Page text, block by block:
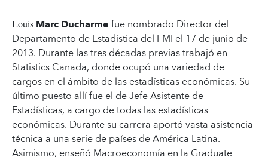
Louis Marc Ducharmefue nombrado Director del
Departamento de Estadística del FMI el 17 de junio de
2013. Durante las tres décadas previas trabajó en
Statistics Canada, donde ocupó una variedad de
cargos en el ámbito de las estadísticas económicas. Su
último puesto allí fue el de Jefe Asistente de
Estadísticas, a cargo de todas las estadísticas
económicas. Durante su carrera aportó vasta asistencia
técnica a una serie de países de América Latina.
Asimismo, enseñó Macroeconomía en la Graduate